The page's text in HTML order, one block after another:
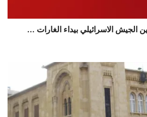
الجيش الاسرائيلي بيداء الغارات ...